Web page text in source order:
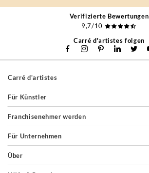
Verifizierte Bewertungen
9,7/10
Carré d'artistes folgen
Carré d'artistes
Für Künstler
Franchisenehmer werden
Für Unternehmen
Über